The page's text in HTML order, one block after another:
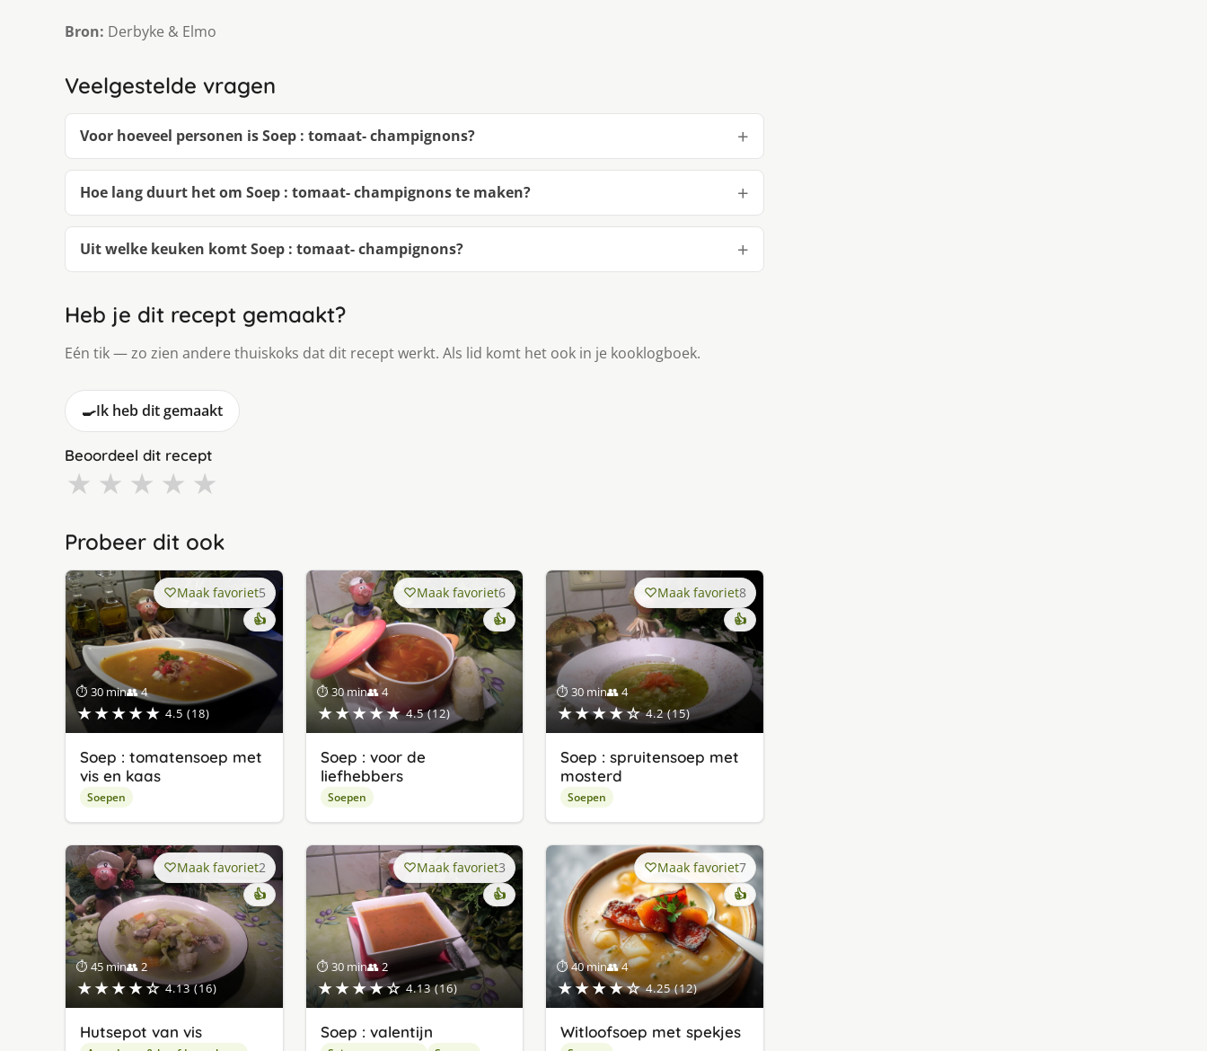
Bron: Derbyke & Elmo
Veelgestelde vragen
Voor hoeveel personen is Soep : tomaat- champignons?
Hoe lang duurt het om Soep : tomaat- champignons te maken?
Uit welke keuken komt Soep : tomaat- champignons?
Heb je dit recept gemaakt?
Eén tik — zo zien andere thuiskoks dat dit recept werkt. Als lid komt het ook in je kooklogboek.
🍳Ik heb dit gemaakt
Beoordeel dit recept
★ ★ ★ ★ ★
Probeer dit ook
⏱ 30 min👥 4
★★★★★ 4.5 (18)
Maak favoriet5
👍
Soep : tomatensoep met
vis en kaas
Soepen
⏱ 30 min👥 4
★★★★★ 4.5 (12)
Maak favoriet6
👍
Soep : voor de
liefhebbers
Soepen
⏱ 30 min👥 4
★★★★☆ 4.2 (15)
Maak favoriet8
👍
Soep : spruitensoep met
mosterd
Soepen
⏱ 45 min👥 2
★★★★☆ 4.13 (16)
Maak favoriet2
👍
Hutsepot van vis
⏱ 30 min👥 2
★★★★☆ 4.13 (16)
Maak favoriet3
👍
Soep : valentijn
⏱ 40 min👥 4
★★★★☆ 4.25 (12)
Maak favoriet7
👍
Witloofsoep met spekjes